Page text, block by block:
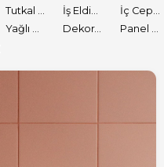
Tutkal ve Yapıştırıcılar
İş Eldiveni
İç Cephe Boyaları
Yağlı Boyalar
Dekoratif Boyalar Panel Kapı Boyası